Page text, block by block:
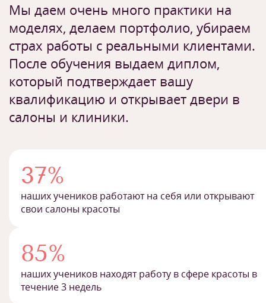
Мы даем очень много практики на
моделях, делаем портфолио, убираем
страх работы с реальными клиентами.
После обучения выдаем диплом,
который подтверждает вашу
квалификацию и открывает двери в
салоны и клиники.
37%
наших учеников работают на себя или открывают
свои салоны красоты
85%
наших учеников находят работу в сфере красоты в
течение 3 недель